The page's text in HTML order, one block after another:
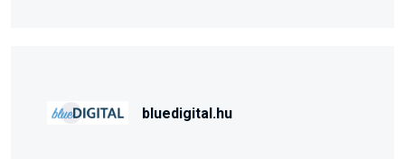
bluedigital.hu